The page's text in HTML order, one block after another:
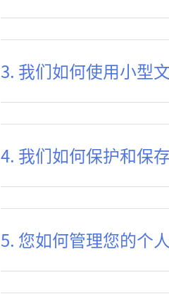
3. 我们如何使用小型
4. 我们如何保护和保
5. 您如何管理您的个